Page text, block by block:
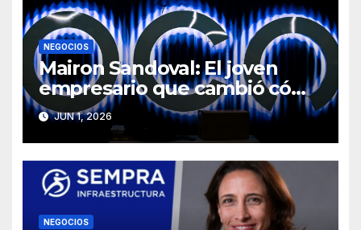
NEGOCIOS
Mairon Sandoval: El joven
empresario que cambió cómo
los mexicanos trabajan en
movilidad
JUN 1, 2026
NEGOCIOS